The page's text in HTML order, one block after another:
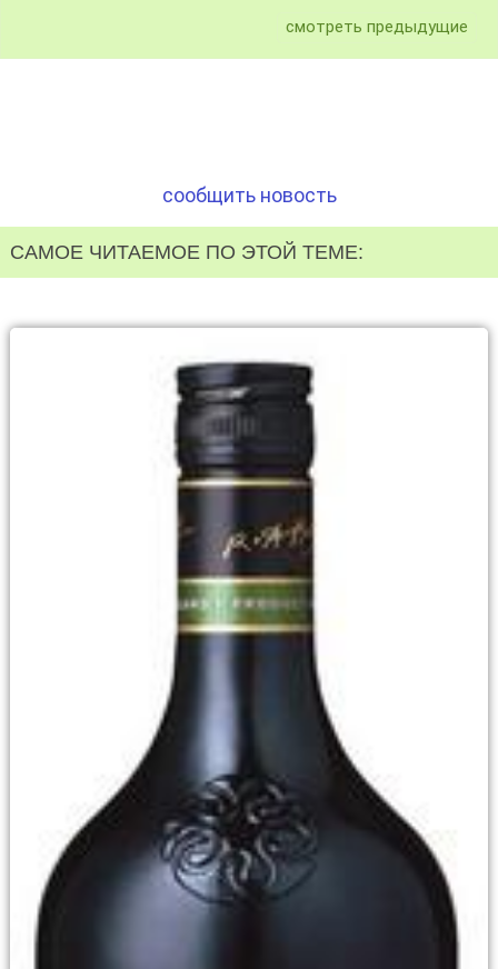
смотреть предыдущие
сообщить новость
САМОЕ ЧИТАЕМОЕ ПО ЭТОЙ ТЕМЕ: